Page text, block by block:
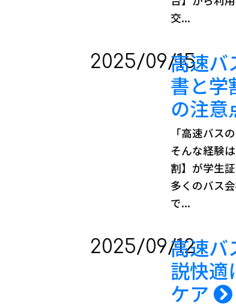
交...
2025/09/15高速バ
書と学
の注意
「高速バス
そんな経験
割】が学生
多くのバス
で...
2025/09/12高速バ
説快適
ケア